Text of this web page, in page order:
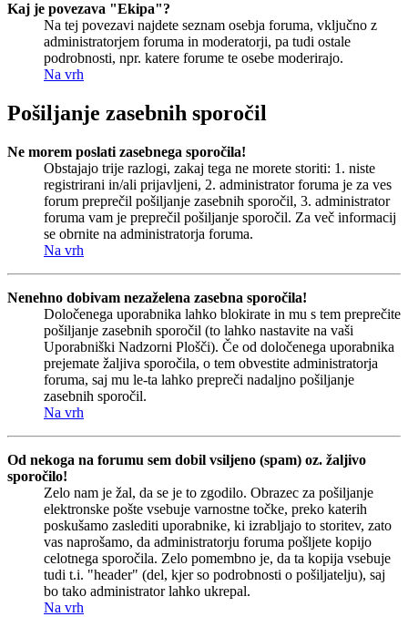
Kaj je povezava "Ekipa"?
Na tej povezavi najdete seznam osebja foruma, vključno z
administratorjem foruma in moderatorji, pa tudi ostale
podrobnosti, npr. katere forume te osebe moderirajo.
Na vrh
Pošiljanje zasebnih sporočil
Ne morem poslati zasebnega sporočila!
Obstajajo trije razlogi, zakaj tega ne morete storiti: 1. niste
registrirani in/ali prijavljeni, 2. administrator foruma je za ves
forum preprečil pošiljanje zasebnih sporočil, 3. administrator
foruma vam je preprečil pošiljanje sporočil. Za več informacij
se obrnite na administratorja foruma.
Na vrh
Nenehno dobivam nezaželena zasebna sporočila!
Določenega uporabnika lahko blokirate in mu s tem preprečite
pošiljanje zasebnih sporočil (to lahko nastavite na vaši
Uporabniški Nadzorni Plošči). Če od določenega uporabnika
prejemate žaljiva sporočila, o tem obvestite administratorja
foruma, saj mu le-ta lahko prepreči nadaljno pošiljanje
zasebnih sporočil.
Na vrh
Od nekoga na forumu sem dobil vsiljeno (spam) oz. žaljivo
sporočilo!
Zelo nam je žal, da se je to zgodilo. Obrazec za pošiljanje
elektronske pošte vsebuje varnostne točke, preko katerih
poskušamo zaslediti uporabnike, ki izrabljajo to storitev, zato
vas naprošamo, da administratorju foruma pošljete kopijo
celotnega sporočila. Zelo pomembno je, da ta kopija vsebuje
tudi t.i. "header" (del, kjer so podrobnosti o pošiljatelju), saj
bo tako administrator lahko ukrepal.
Na vrh